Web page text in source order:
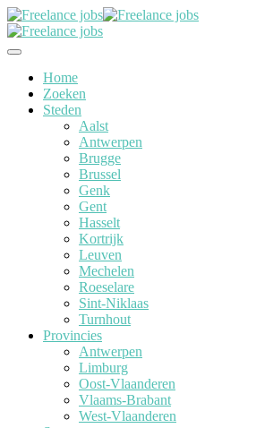
Home
Zoeken
Steden
Aalst
Antwerpen
Brugge
Brussel
Genk
Gent
Hasselt
Kortrijk
Leuven
Mechelen
Roeselare
Sint-Niklaas
Turnhout
Provincies
Antwerpen
Limburg
Oost-Vlaanderen
Vlaams-Brabant
West-Vlaanderen